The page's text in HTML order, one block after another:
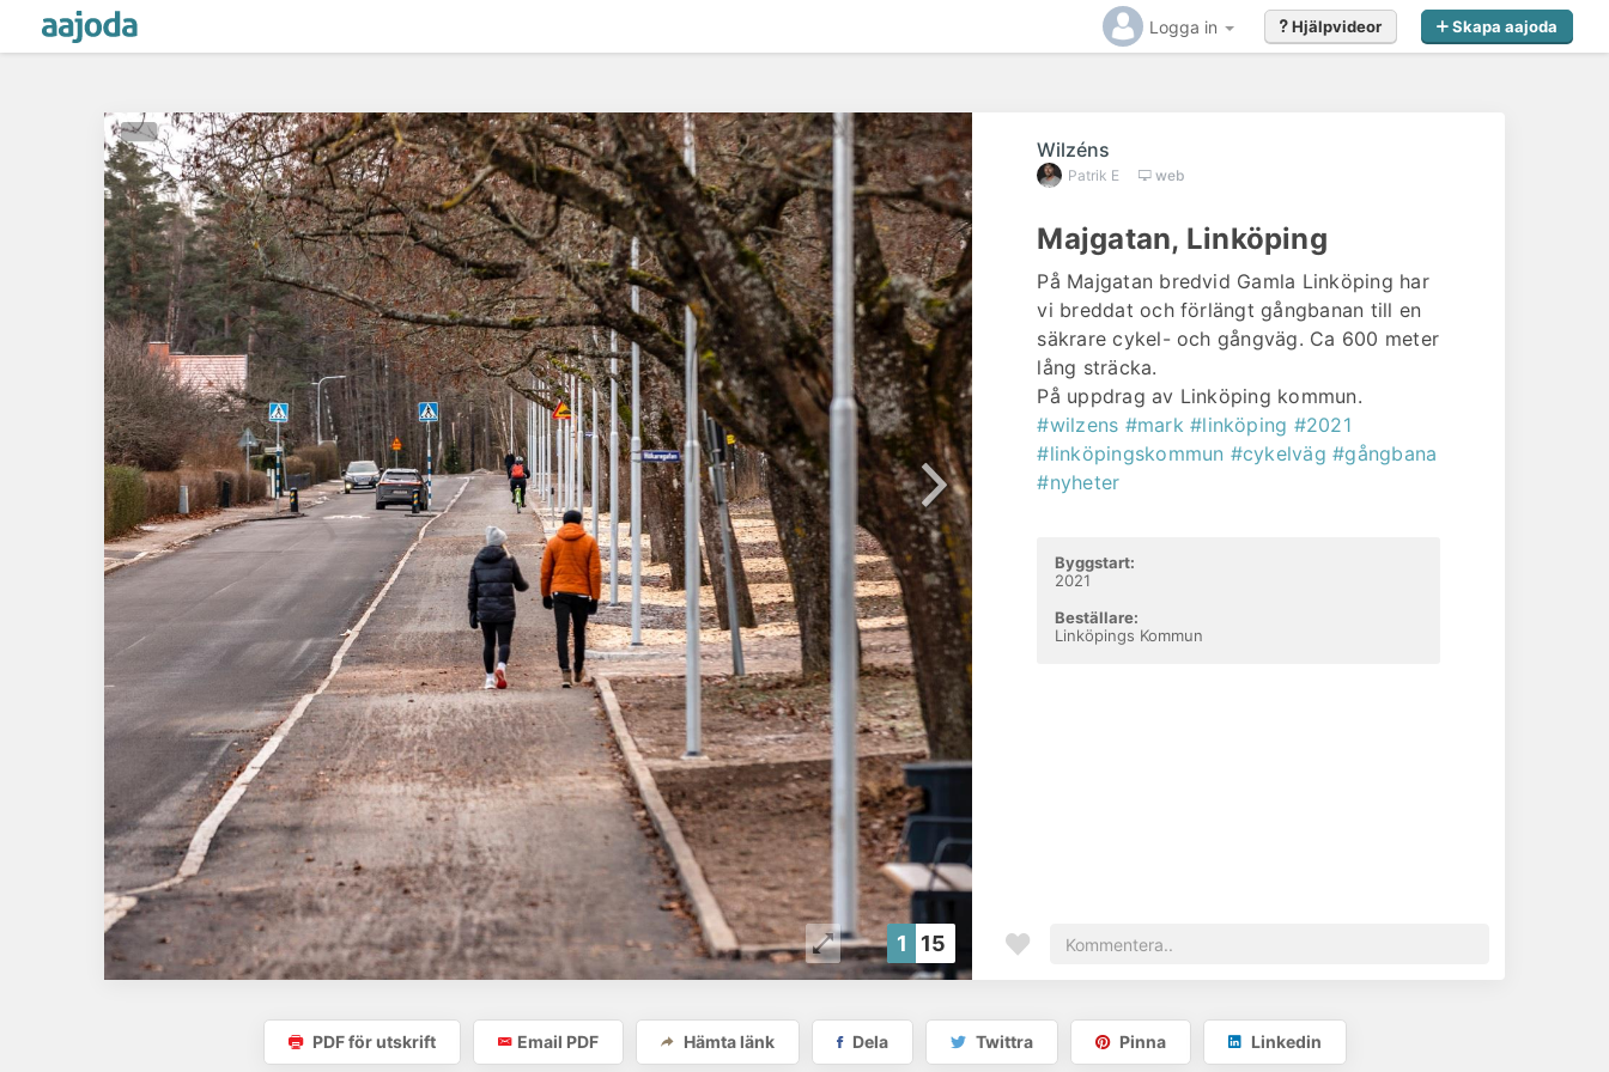
Logga in Skapa aajoda
Hjälpvideor
1 15
Wilzéns
Patrik E web
Majgatan, Linköping
På Majgatan bredvid Gamla Linköping har
vi breddat och förlängt gångbanan till en
säkrare cykel- och gångväg. Ca 600 meter
lång sträcka.
På uppdrag av Linköping kommun.
#wilzens #mark #linköping #2021
#linköpingskommun #cykelväg #gångbana
#nyheter
Byggstart:
2021
Beställare:
Linköpings Kommun
PDF för utskrift Email PDF Hämta länk Dela Twittra Pinna Linkedin